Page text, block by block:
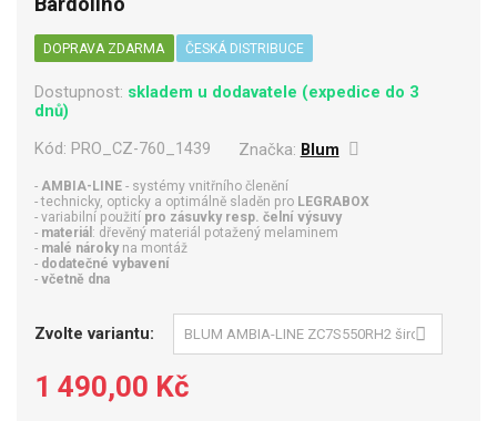
DOPRAVA ZDARMA ČESKÁ DISTRIBUCE
Dostupnost: skladem u dodavatele (expedice do 3
dnů)
Kód: PRO_CZ-760_1439 Značka: Blum
- AMBIA-LINE - systémy vnitřního členění
- technicky, opticky a optimálně sladěn pro LEGRABOX
- variabilní použití pro zásuvky resp. čelní výsuvy
- materiál : dřevěný materiál potažený melaminem
- malé nároky na montáž
- dodatečné vybavení
-včetně dna
Zvolte variantu:
1 490,00 Kč